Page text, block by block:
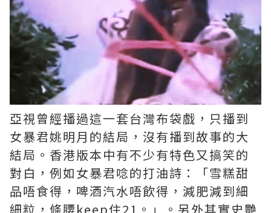
亞視曾經播過這一套台灣布袋戲，只播到
女暴君姚明月的結局，沒有播到故事的大
結局。香港版本中有不少有特色又搞笑的
對白，例如女暴君唸的打油詩：「雪糕甜
品唔食得，啤酒汽水唔飲得，減肥減到細
細粒，條腰keep住21。」。另外其實史艷